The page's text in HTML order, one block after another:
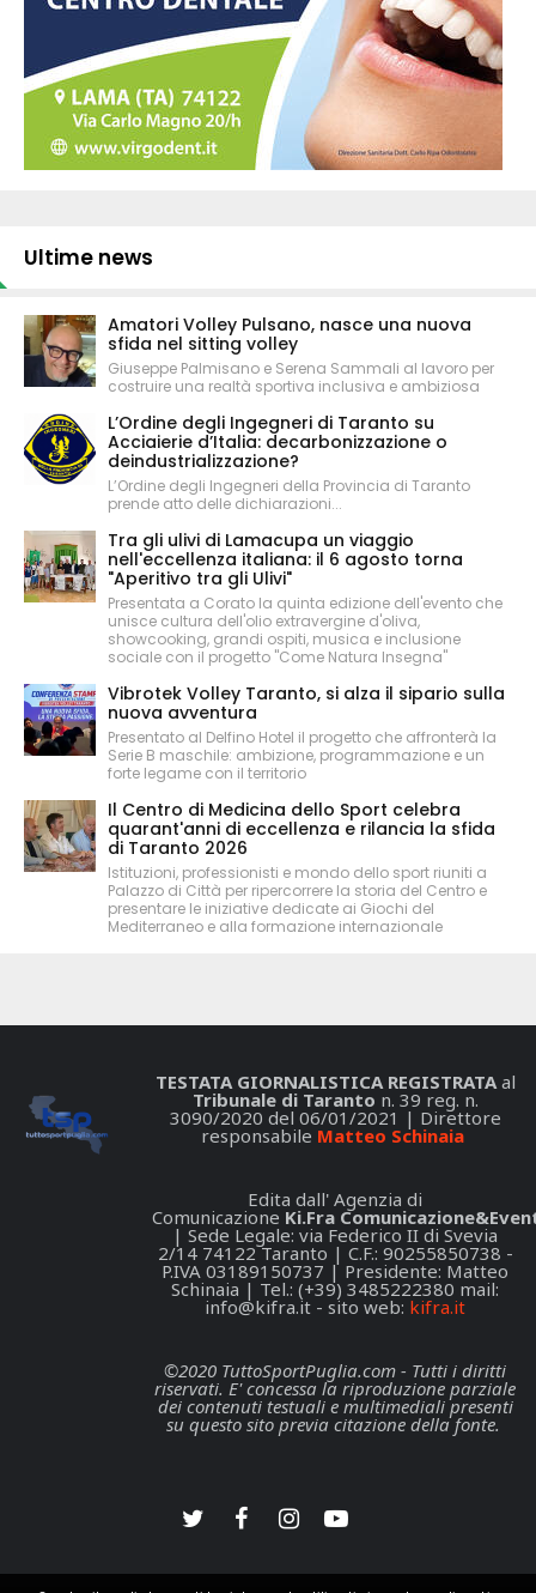
Ultime news
Amatori Volley Pulsano, nasce una nuova
sfida nel sitting volley
Giuseppe Palmisano e Serena Sammali al lavoro per
costruire una realtà sportiva inclusiva e ambiziosa
L’Ordine degli Ingegneri di Taranto su
Acciaierie d’Italia: decarbonizzazione o
deindustrializzazione?
L’Ordine degli Ingegneri della Provincia di Taranto
prende atto delle dichiarazioni...
Tra gli ulivi di Lamacupa un viaggio
nell'eccellenza italiana: il 6 agosto torna
"Aperitivo tra gli Ulivi"
Presentata a Corato la quinta edizione dell'evento che
unisce cultura dell'olio extravergine d'oliva,
showcooking, grandi ospiti, musica e inclusione
sociale con il progetto "Come Natura Insegna"
Vibrotek Volley Taranto, si alza il sipario sulla
nuova avventura
Presentato al Delfino Hotel il progetto che affronterà la
Serie B maschile: ambizione, programmazione e un
forte legame con il territorio
Il Centro di Medicina dello Sport celebra
quarant'anni di eccellenza e rilancia la sfida
di Taranto 2026
Istituzioni, professionisti e mondo dello sport riuniti a
Palazzo di Città per ripercorrere la storia del Centro e
presentare le iniziative dedicate ai Giochi del
Mediterraneo e alla formazione internazionale
TESTATA GIORNALISTICA REGISTRATAal
Tribunale di Taranto n. 39 reg. n.
3090/2020 del 06/01/2021 | Direttore
responsabile Matteo Schinaia
Edita dall' Agenzia di
Comunicazione Ki.Fra
| Sede Legale: via Federico II di Svevia
2/14 74122 Taranto | C.F.: 90255850738 -
P.IVA 03189150737 | Presidente: Matteo
Schinaia | Tel.: (+39) 3485222380 mail:
info@kifra.it - sito web: kifra.it
©2020 TuttoSportPuglia.com - Tutti i diritti
riservati. E' concessa la riproduzione parziale
dei contenuti testuali e multimediali presenti
su questo sito previa citazione della fonte.